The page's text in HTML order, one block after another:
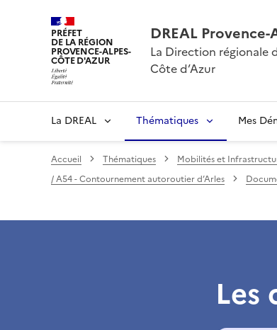
PRÉFET
DE LA RÉGION
PROVENCE-ALPES-
CÔTE D'AZUR
DREAL
La Direction régionale
Côte d’Azur
La DREAL Thématiques Mes
Accueil Thématiques Mobilités et
/ A54 - Contournement autoroutier d’Arles
Les